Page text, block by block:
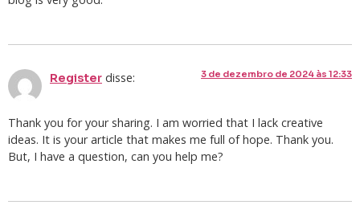
Register disse: 3 de dezembro de 2024 às 12:33
Thank you for your sharing. I am worried that I lack creative
ideas. It is your article that makes me full of hope. Thank you.
But, I have a question, can you help me?